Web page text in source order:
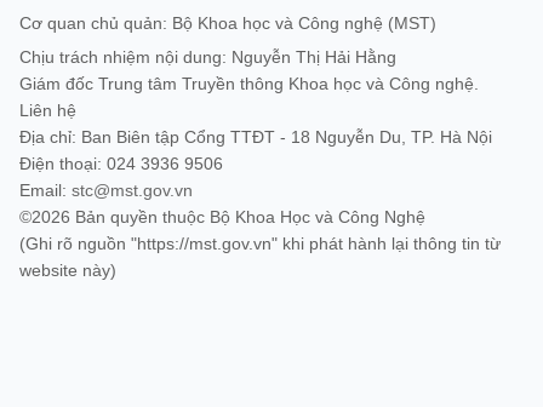
Cơ quan chủ quản: Bộ Khoa học và Công nghệ (MST)
Chịu trách nhiệm nội dung: Nguyễn Thị Hải Hằng
Giám đốc Trung tâm Truyền thông Khoa học và Công nghệ.
Liên hệ
Địa chỉ: Ban Biên tập Cổng TTĐT - 18 Nguyễn Du, TP. Hà Nội
Điện thoại: 024 3936 9506
Email: stc@mst.gov.vn
©2026 Bản quyền thuộc Bộ Khoa Học và Công Nghệ
(Ghi rõ nguồn "https://mst.gov.vn" khi phát hành lại thông tin từ
website này)